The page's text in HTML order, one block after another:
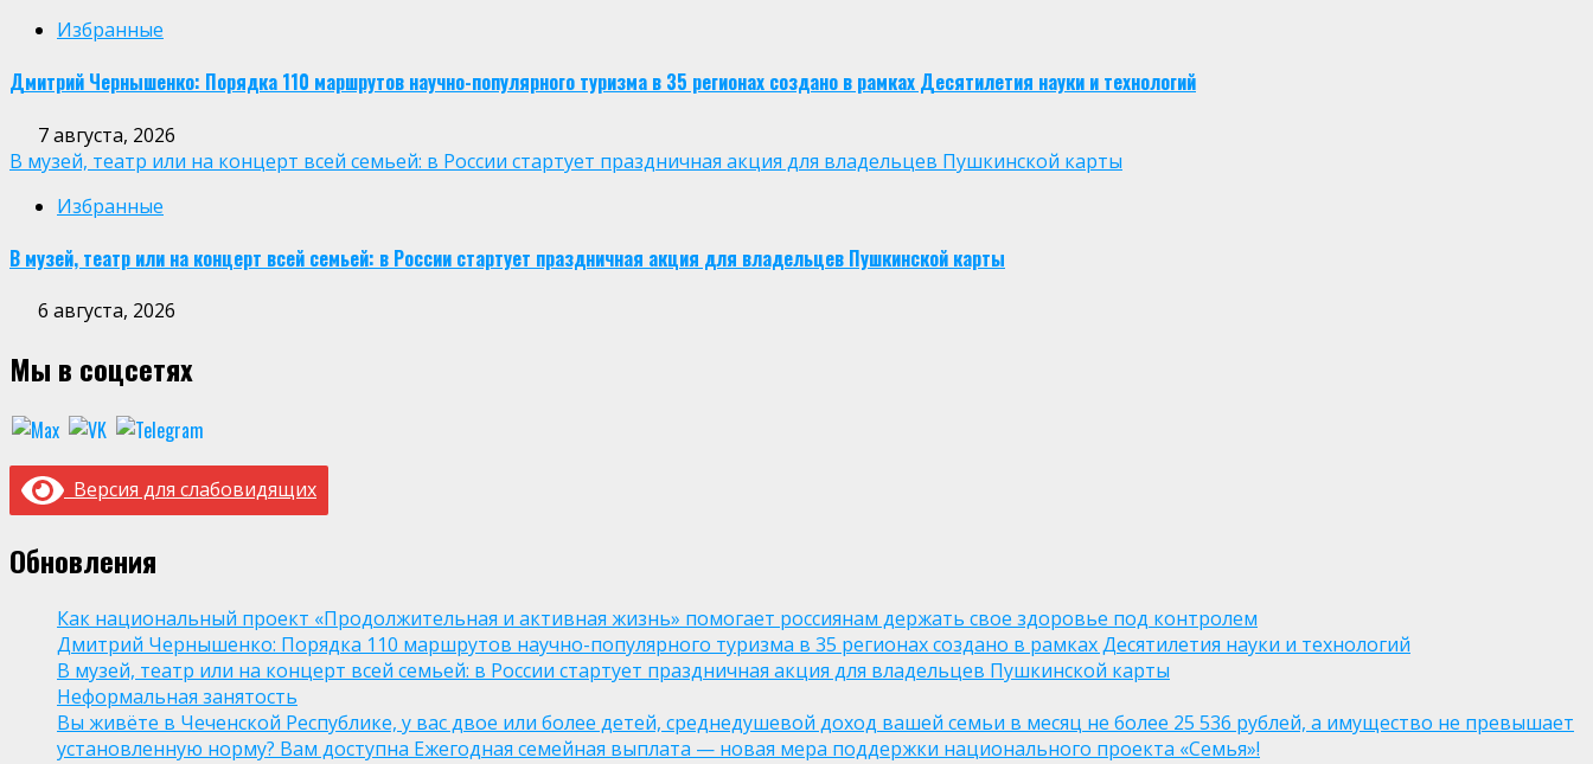
Избранные
Дмитрий Чернышенко: Порядка 110 маршрутов научно-популярного туризма в 35 регионах создано в рамках Десятилетия науки и технологий
7 августа, 2026
В музей, театр или на концерт всей семьей: в России стартует праздничная акция для владельцев Пушкинской карты
Избранные
В музей, театр или на концерт всей семьей: в России стартует праздничная акция для владельцев Пушкинской карты
6 августа, 2026
Мы в соцсетях
Версия для слабовидящих
Обновления
Как национальный проект «Продолжительная и активная жизнь» помогает россиянам держать свое здоровье под контролем
Дмитрий Чернышенко: Порядка 110 маршрутов научно-популярного туризма в 35 регионах создано в рамках Десятилетия науки и технологий
В музей, театр или на концерт всей семьей: в России стартует праздничная акция для владельцев Пушкинской карты
Неформальная занятость
Вы живёте в Чеченской Республике, у вас двое или более детей, среднедушевой доход вашей семьи в месяц не более 25 536 рублей, а имущество не превышает
установленную норму? Вам доступна Ежегодная семейная выплата — новая мера поддержки национального проекта «Семья»!